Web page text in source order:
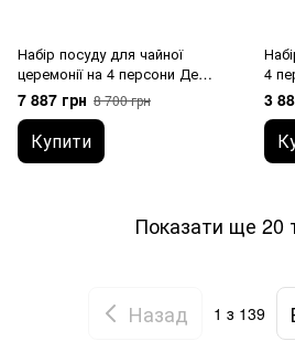
Набір посуду для чайної
церемонії на 4 персони Де
Чжун (7 предметів, ісинська
глина)
7 887 грн 8 700 грн
Купити
4
3
Показати ще 20
Назад 1 з 139